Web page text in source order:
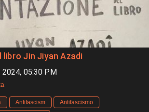
libro Jin Jiyan Azadi
2024, 05:30 PM
Antifascism Antifascismo